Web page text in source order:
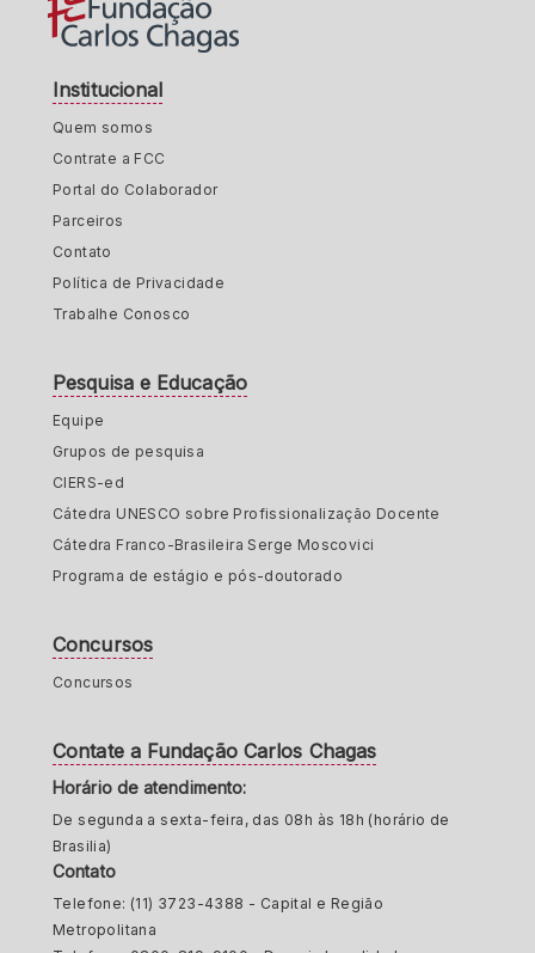
Institucional
Quem somos
Contrate a FCC
Portal do Colaborador
Parceiros
Contato
Política de Privacidade
Trabalhe Conosco
Pesquisa e Educação
Equipe
Grupos de pesquisa
CIERS-ed
Cátedra UNESCO sobre Profissionalização Docente
Cátedra Franco-Brasileira Serge Moscovici
Programa de estágio e pós-doutorado
Concursos
Concursos
Contate a Fundação Carlos Chagas
Horário de atendimento:
De segunda a sexta-feira, das 08h às 18h (horário de
Brasilia)
Contato
Telefone: (11) 3723-4388 - Capital e Região
Metropolitana